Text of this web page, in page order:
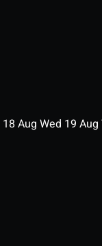
18 Aug Wed 19 Aug